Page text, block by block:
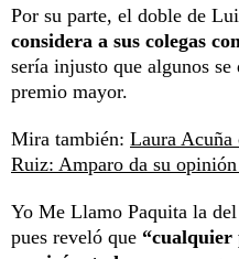
Por su parte, el doble de
considera a sus colegas
sería injusto que algunos
premio mayor.
Mira también: Laura Acuña
Ruiz: Amparo da su
Yo Me Llamo Paquita la
pues reveló que “cualquier